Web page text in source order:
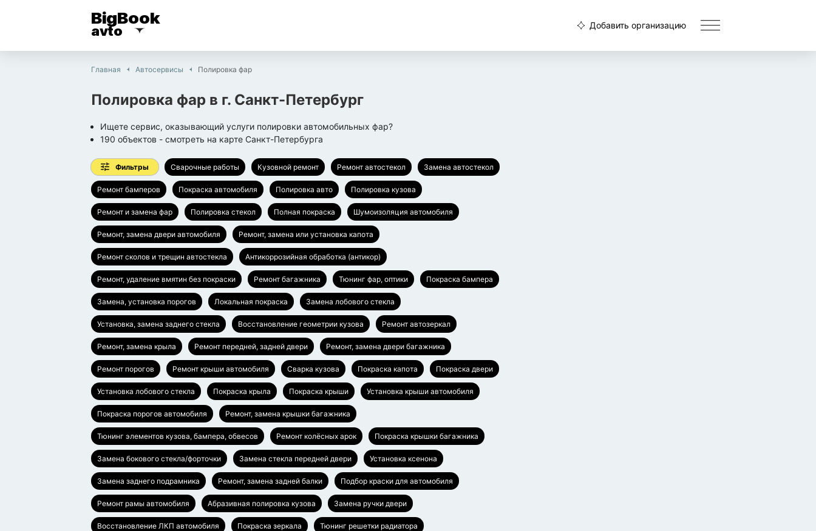
BigBook
avto Добавить организацию
Главная Автосервисы Полировка фар
Полировка фар в г. Санкт-Петербург
Ищете сервис, оказывающий услуги полировки автомобильных фар?
190 объектов - смотреть на карте Санкт-Петербурга
Фильтры Сварочные работы Кузовной ремонт Ремонт автостекол Замена автостекол
Ремонт бамперов Покраска автомобиля Полировка авто Полировка кузова
Ремонт и замена фар Полировка стекол Полная покраска Шумоизоляция автомобиля
Ремонт, замена двери автомобиля Ремонт, замена или установка капота
Ремонт сколов и трещин автостекла Антикоррозийная обработка (антикор)
Ремонт, удаление вмятин без покраски Ремонт багажника Тюнинг фар, оптики Покраска бампера
Замена, установка порогов Локальная покраска Замена лобового стекла
Установка, замена заднего стекла Восстановление геометрии кузова Ремонт автозеркал
Ремонт, замена крыла Ремонт передней, задней двери Ремонт, замена двери багажника
Ремонт порогов Ремонт крыши автомобиля Сварка кузова Покраска капота Покраска двери
Установка лобового стекла Покраска крыла Покраска крыши Установка крыши автомобиля
Покраска порогов автомобиля Ремонт, замена крышки багажника
Тюнинг элементов кузова, бампера, обвесов Ремонт колёсных арок Покраска крышки багажника
Замена бокового стекла/форточки Замена стекла передней двери Установка ксенона
Замена заднего подрамника Ремонт, замена задней балки Подбор краски для автомобиля
Ремонт рамы автомобиля Абразивная полировка кузова Замена ручки двери
Восстановление ЛКП автомобиля Покраска зеркала Тюнинг решетки радиатора